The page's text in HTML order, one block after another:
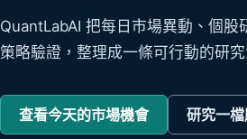
QuantLabAI 把每日市場異動、個股
策略驗證，整理成一條可行動的研究
查看今天的市場機會 研究一